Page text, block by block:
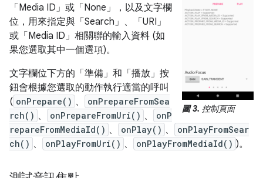
圖 3. 控制頁面
「Media ID」 或「None」
，以及文字欄
位，用來指定與「Search」、「URI」
或「Media ID」相關聯的輸入資料 (如
果您選取其中一個選項)。
文字欄位下方的「準備」 和「播放」 按
鈕會根據您選取的動作執行適當的呼叫
( onPrepare() 、
onPrepareFromSea
rch() 、 onPrepareFromUri() 、
onP
repareFromMediaId() 、 onPlay() 、
onPlayFromSear
ch() 、 onPlayFromUri() 、 onPlayFromMediaId() )。